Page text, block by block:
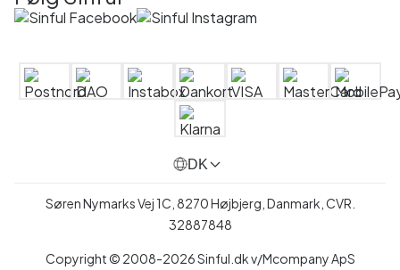
DK
Søren Nymarks Vej 1C, 8270 Højbjerg, Danmark, CVR.
32887848
Copyright © 2008-2026 Sinful.dk v/Mcompany ApS